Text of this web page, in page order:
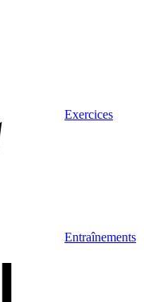
Exercices
Entraînements